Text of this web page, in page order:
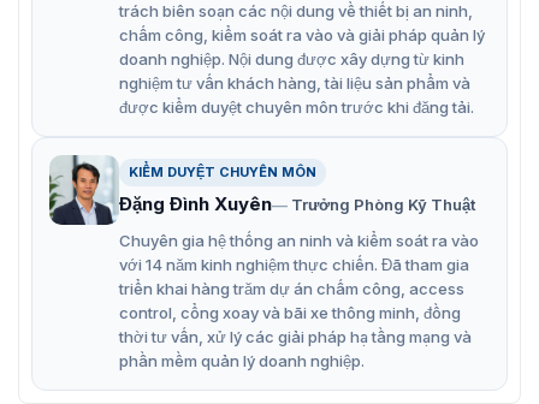
Sensormatic A1140-D
Các tính năng nổi bật của cổng an ninh A1140-D như
Tần số phát: AM 58KHz.
Cổng từ công nghệ AM chuyên dùng trong các siêu
thị, cửa hàng, nhà sách… nhằm tăng cường an ninh,
chống mất trộm hàng hóa.
Cổng sử dụng tần số AM không bị báo động giả với
các thiết bị điện, kim loại đặt gần cổng như bóng đèn
điện, máy tính tiền, cửa nhôm.
trách biên soạn các nội dung về thiết bị an ninh,
chấm công, kiểm soát ra vào và giải pháp quản lý
doanh nghiệp. Nội dung được xây dựng từ kinh
nghiệm tư vấn khách hàng, tài liệu sản phẩm và
được kiểm duyệt chuyên môn trước khi đăng tải.
KIỂM DUYỆT CHUYÊN MÔN
Đặng Đình Xuyên
Trưởng Phòng Kỹ Thuật
Chuyên gia hệ thống an ninh và kiểm soát ra vào
với 14 năm kinh nghiệm thực chiến. Đã tham gia
triển khai hàng trăm dự án chấm công, access
control, cổng xoay và bãi xe thông minh, đồng
thời tư vấn, xử lý các giải pháp hạ tầng mạng và
phần mềm quản lý doanh nghiệp.